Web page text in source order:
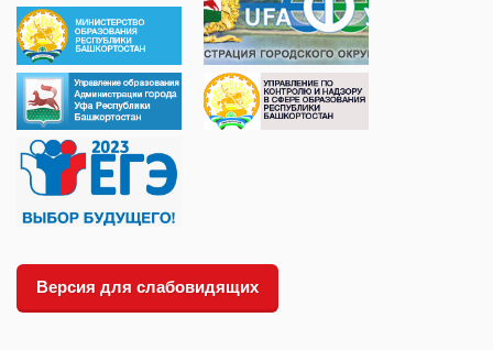
Версия для слабовидящих